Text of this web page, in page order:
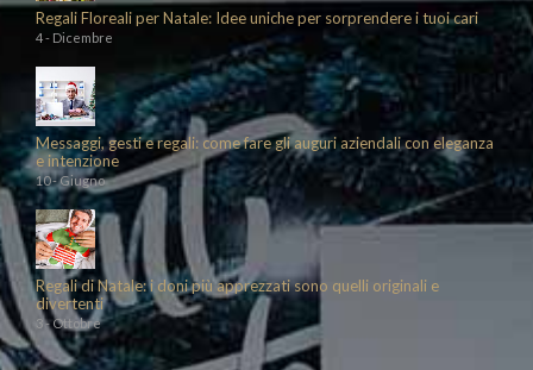
Regali Floreali per Natale: Idee uniche per sorprendere i tuoi cari
4 - Dicembre
Messaggi, gesti e regali: come fare gli auguri aziendali con eleganza
e intenzione
10 - Giugno
Regali di Natale: i doni più apprezzati sono quelli originali e
divertenti
3 - Ottobre